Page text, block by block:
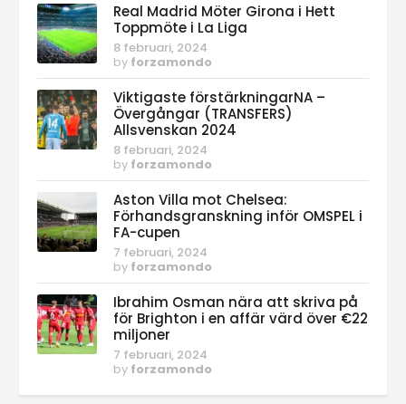
Real Madrid Möter Girona i Hett
Toppmöte i La Liga
8 februari, 2024
by forzamondo
Viktigaste förstärkningarNA –
Övergångar (TRANSFERS)
Allsvenskan 2024
8 februari, 2024
by forzamondo
Aston Villa mot Chelsea:
Förhandsgranskning inför OMSPEL i
FA-cupen
7 februari, 2024
by forzamondo
Ibrahim Osman nära att skriva på
för Brighton i en affär värd över €22
miljoner
7 februari, 2024
by forzamondo